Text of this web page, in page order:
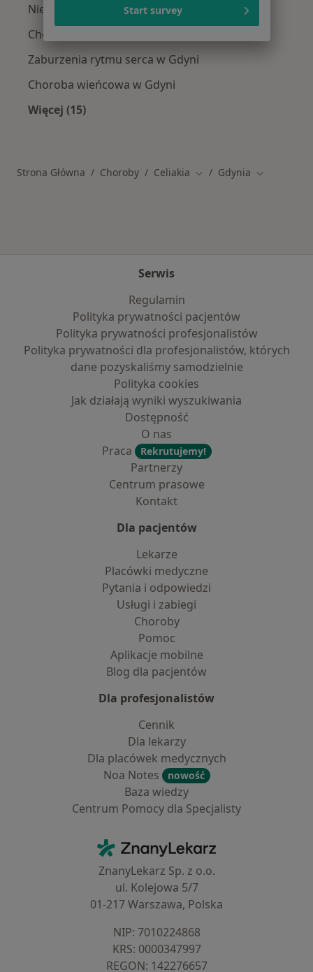
Niewydolność serca w Gdyni
Choroby serca w Gdyni
Zaburzenia rytmu serca w Gdyni
Choroba wieńcowa w Gdyni
Więcej (15)
Strona Główna Choroby Celiakia Zmień miasto
Gdynia Zmień
Serwis
Regulamin
Polityka prywatności pacjentów
Polityka prywatności profesjonalistów
Polityka prywatności dla profesjonalistów, których
dane pozyskaliśmy samodzielnie
Polityka cookies
Jak działają wyniki wyszukiwania
Dostępność
O nas
Praca
Rekrutujemy!
Partnerzy
Centrum prasowe
Kontakt
Dla pacjentów
Lekarze
Placówki medyczne
Pytania i odpowiedzi
Usługi i zabiegi
Choroby
Pomoc
Aplikacje mobilne
Blog dla pacjentów
Dla profesjonalistów
Cennik
Dla lekarzy
Dla placówek medycznych
Noa Notes
nowość
Baza wiedzy
Centrum Pomocy dla Specjalisty
ZnanyLekarz - Strona główna
ZnanyLekarz Sp. z o.o.
ul. Kolejowa 5/7
01-217 Warszawa, Polska
NIP: ⁠7010224868
KRS: ⁠0000347997
REGON: ⁠142276657
Start survey